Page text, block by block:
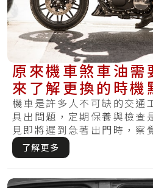
原來機車煞車油需
來了解更換的時機
讓你不會又煞不住
機車是許多人不可缺的交通
具出問題，定期保養與檢查
見即將遲到急著出門時，察
法啟.....
了解更多